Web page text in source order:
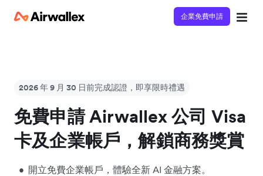
企業免費申請
2026 年 9 月 30 日前完成認證，即享限時禮遇
免費申請 Airwallex 公司 Visa
卡及企業帳戶，解鎖商務獎賞
開立免費企業帳戶，體驗全新 AI 金融方案。